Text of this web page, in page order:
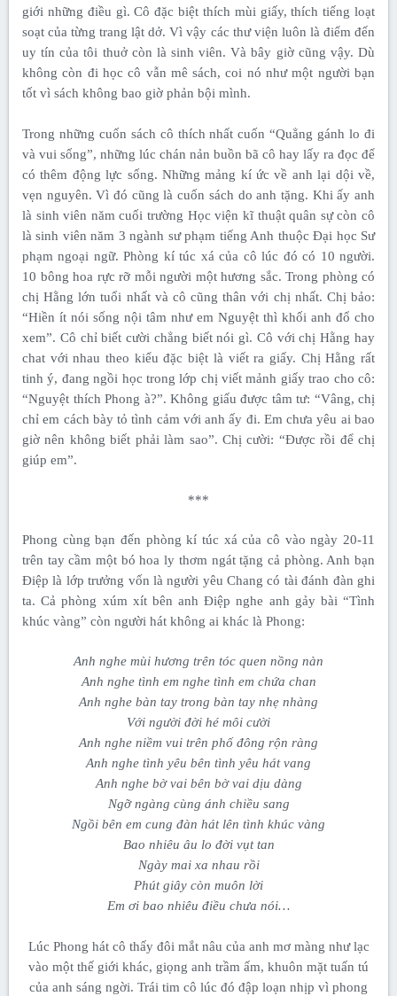
giới những điều gì. Cô đặc biệt thích mùi giấy, thích tiếng loạt
soạt của từng trang lật dở. Vì vậy các thư viện luôn là điểm đến
uy tín của tôi thuở còn là sinh viên. Và bây giờ cũng vậy. Dù
không còn đi học cô vẫn mê sách, coi nó như một người bạn
tốt vì sách không bao giờ phản bội mình.
Trong những cuốn sách cô thích nhất cuốn “Quẳng gánh lo đi
và vui sống”, những lúc chán nản buồn bã cô hay lấy ra đọc để
có thêm động lực sống. Những mảng kí ức về anh lại dội về,
vẹn nguyên. Vì đó cũng là cuốn sách do anh tặng. Khi ấy anh
là sinh viên năm cuối trường Học viện kĩ thuật quân sự còn cô
là sinh viên năm 3 ngành sư phạm tiếng Anh thuộc Đại học Sư
phạm ngoại ngữ. Phòng kí túc xá của cô lúc đó có 10 người.
10 bông hoa rực rỡ mỗi người một hương sắc. Trong phòng có
chị Hằng lớn tuổi nhất và cô cũng thân với chị nhất. Chị bảo:
“Hiền ít nói sống nội tâm như em Nguyệt thì khối anh đổ cho
xem”. Cô chỉ biết cười chẳng biết nói gì. Cô với chị Hằng hay
chat với nhau theo kiểu đặc biệt là viết ra giấy. Chị Hằng rất
tinh ý, đang ngồi học trong lớp chị viết mảnh giấy trao cho cô:
“Nguyệt thích Phong à?”. Không giấu được tâm tư: “Vâng, chị
chỉ em cách bày tỏ tình cảm với anh ấy đi. Em chưa yêu ai bao
giờ nên không biết phải làm sao”. Chị cười: “Được rồi để chị
giúp em”.
***
Phong cùng bạn đến phòng kí túc xá của cô vào ngày 20-11
trên tay cầm một bó hoa ly thơm ngát tặng cả phòng. Anh bạn
Điệp là lớp trưởng vốn là người yêu Chang có tài đánh đàn ghi
ta. Cả phòng xúm xít bên anh Điệp nghe anh gảy bài “Tình
khúc vàng” còn người hát không ai khác là Phong:
Anh nghe mùi hương trên tóc quen nồng nàn
Anh nghe tình em nghe tình em chứa chan
Anh nghe bàn tay trong bàn tay nhẹ nhàng
Với người đời hé môi cười
Anh nghe niềm vui trên phố đông rộn ràng
Anh nghe tình yêu bên tình yêu hát vang
Anh nghe bờ vai bên bờ vai dịu dàng
Ngỡ ngàng cùng ánh chiều sang
Ngồi bên em cung đàn hát lên tình khúc vàng
Bao nhiêu âu lo đời vụt tan
Ngày mai xa nhau rồi
Phút giây còn muôn lời
Em ơi bao nhiêu điều chưa nói…
Lúc Phong hát cô thấy đôi mắt nâu của anh mơ màng như lạc
vào một thế giới khác, giọng anh trầm ấm, khuôn mặt tuấn tú
của anh sáng ngời. Trái tim cô lúc đó đập loạn nhịp vì phong